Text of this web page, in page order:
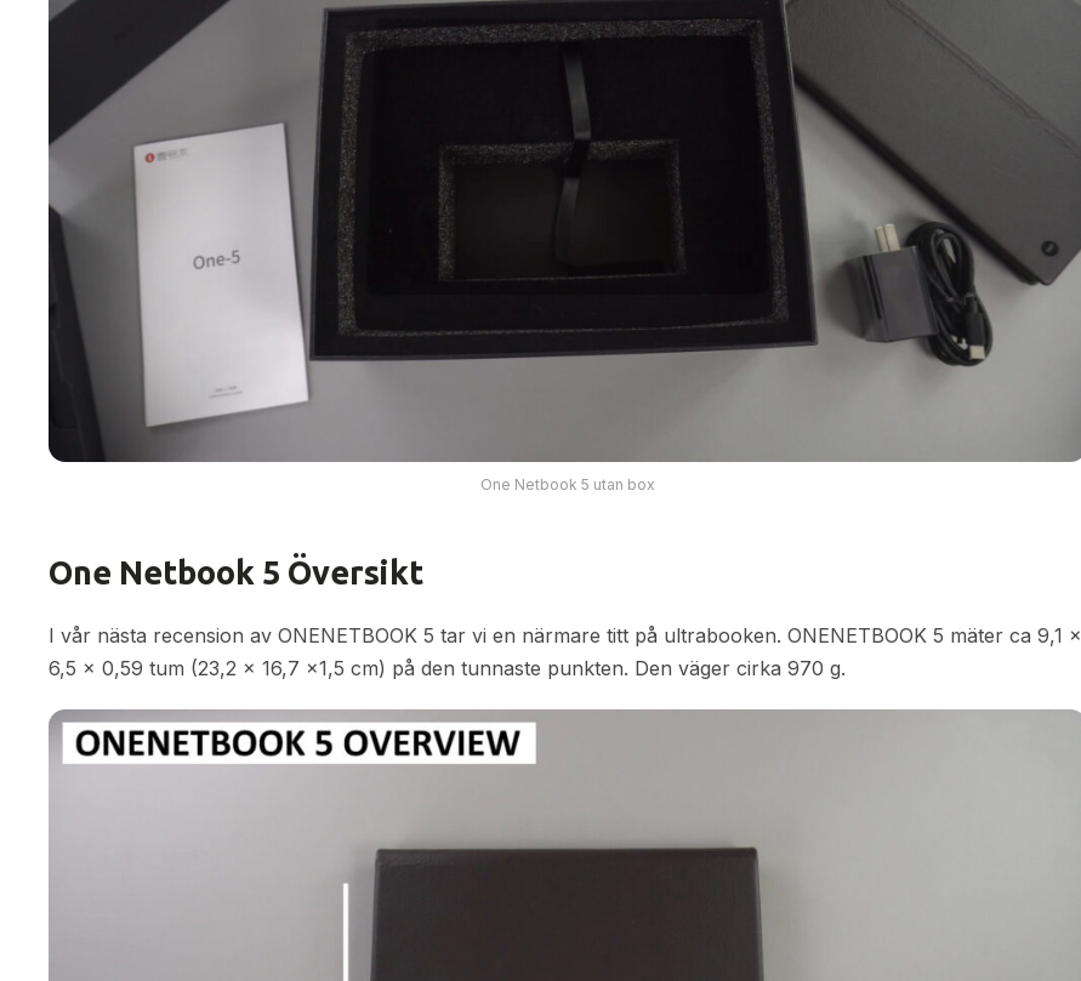
One Netbook 5 utan box
One Netbook 5 Översikt
I vår nästa recension av ONENETBOOK 5 tar vi en närmare titt på ultrabooken. ONENETBOOK 5 mäter ca 9,1 x
6,5 x 0,59 tum (23,2 x 16,7 x1,5 cm) på den tunnaste punkten. Den väger cirka 970 g.